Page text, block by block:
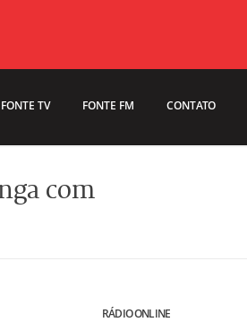
FONTE TV FONTE FM CONTATO
com
RÁDIO ONLINE